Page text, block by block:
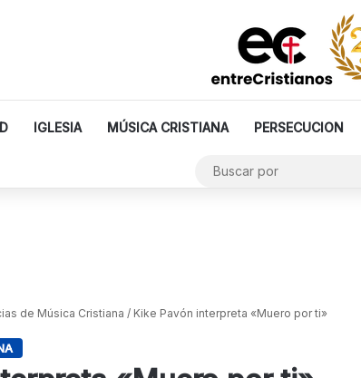
IGLESIA MÚSICA CRISTIANA PERSECUCION
de Música Cristiana / Kike Pavón interpreta «Muero por ti»